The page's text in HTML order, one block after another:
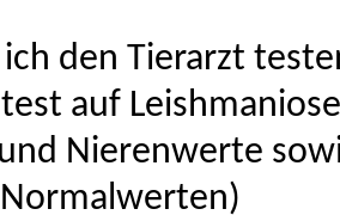
den Tierarzt
auf Leishmaniose
Nierenwerte